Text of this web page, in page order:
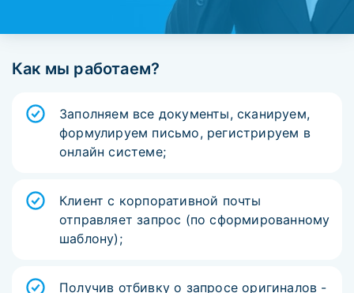
Как мы работаем?
Заполняем все документы, сканируем,
формулируем письмо, регистрируем в
онлайн системе;
Клиент с корпоративной почты
отправляет запрос (по сформированному
шаблону);
Получив отбивку о запросе оригиналов -